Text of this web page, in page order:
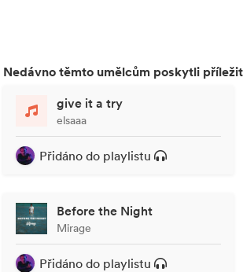
Nedávno těmto umělcům poskytli
give it a try
elsaaa
Přidáno do playlistu
Before the Night
Mirage
Přidáno do playlistu